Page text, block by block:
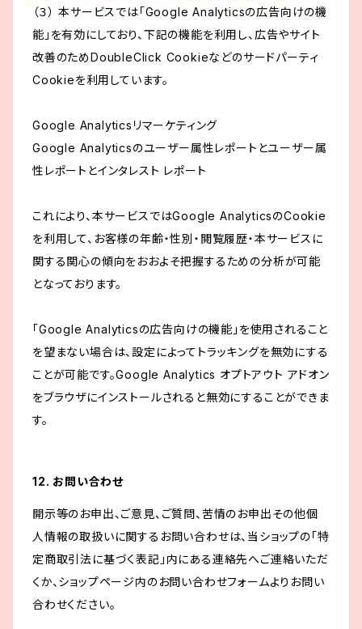
（３） 本サービスでは「Google Analyticsの広告向けの機
能」を有効にしており、下記の機能を利用し、広告やサイト
改善のためDoubleClick Cookieなどのサードパーティ
Cookieを利用しています。
Google Analyticsリマーケティング
Google Analyticsのユーザー属性レポートとユーザー属
性レポートとインタレスト レポート
これにより、本サービスではGoogle AnalyticsのCookie
を利用して、お客様の年齢・性別・閲覧履歴・本サービスに
関する関心の傾向をおおよそ把握するための分析が可能
となっております。
「Google Analyticsの広告向けの機能」を使用されること
を望まない場合は、設定によってトラッキングを無効にする
ことが可能です。Google Analytics オプトアウト アドオン
をブラウザにインストールされると無効にすることができま
す。
12. お問い合わせ
開示等のお申出、ご意見、ご質問、苦情のお申出その他個
人情報の取扱いに関するお問い合わせは、当ショップの「特
定商取引法に基づく表記」内にある連絡先へご連絡いただ
くか、ショップページ内のお問い合わせフォームよりお問い
合わせください。